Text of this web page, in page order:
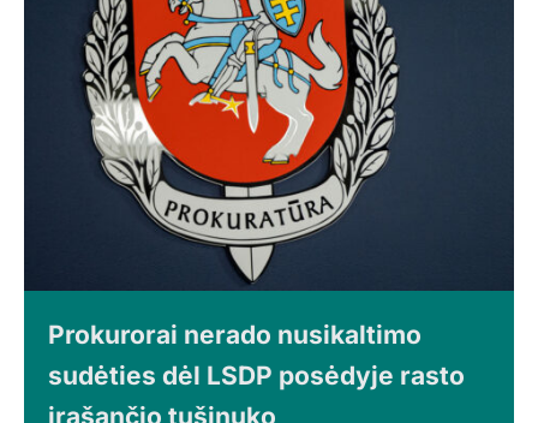
Prokurorai nerado nusikaltimo
sudėties dėl LSDP posėdyje rasto
įrašančio tušinuko